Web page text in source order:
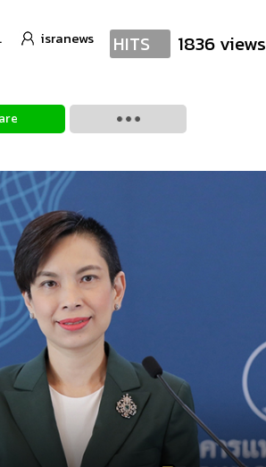
isranews HITS 1836 views